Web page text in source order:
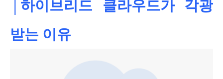
│하이브리드 클라우드가 각광
받는 이유